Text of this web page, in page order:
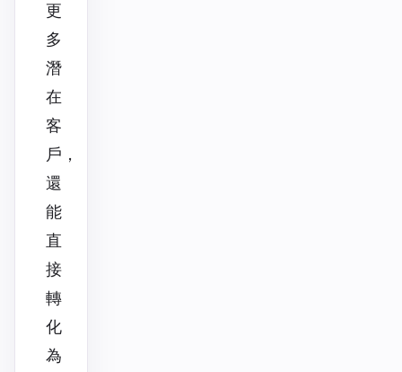
更
多
潛
在
客
戶，
還
能
直
接
轉
化
為